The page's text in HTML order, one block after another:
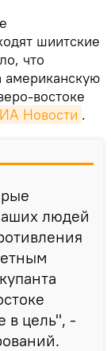
шиитские
что
американскую
востоке
Новости .
людей
в цель", -